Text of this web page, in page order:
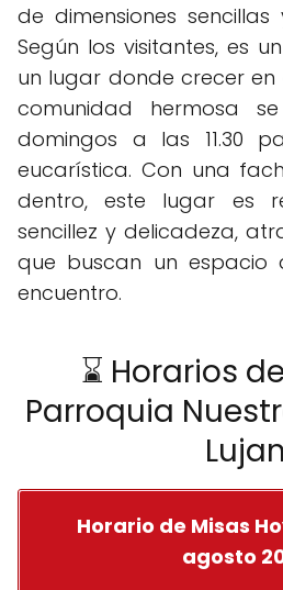
de dimensiones sencillas
Según los visitantes, es
un lugar donde crecer en
comunidad hermosa
domingos a las 11.30
eucarística. Con una
dentro, este lugar es
sencillez y delicadeza,
que buscan un espacio
encuentro.
⌛ Horarios
Parroquia
Lujan
Horario de Misas
agosto